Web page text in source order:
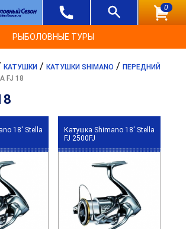
0
РЫБОЛОВНЫЕ ТУРЫ
КАТУШКИ / КАТУШКИ SHIMANO / ПЕРЕДНИЙ
FJ 18
18' Stella
Катушка Shimano 18' Stella
FJ 2500FJ